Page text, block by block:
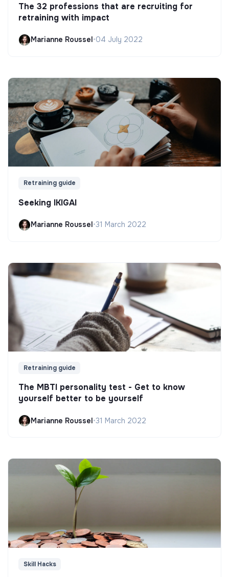
The 32 professions that are recruiting for
retraining with impact
Marianne Roussel •04 July 2022
Retraining guide
Seeking IKIGAI
Marianne Roussel•31 March 2022
Retraining guide
The MBTI personality test - Get to know
yourself better to be yourself
Marianne Roussel•31 March 2022
Skill Hacks